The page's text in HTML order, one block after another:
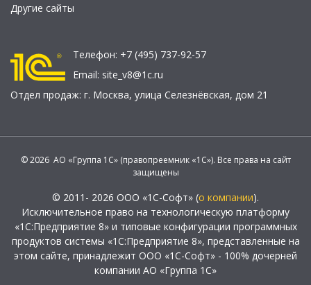
Другие сайты
Телефон: +7 (495) 737-92-57
Email: site_v8@1c.ru
Отдел продаж: г. Москва, улица Селезнёвская, дом 21
© 2026 АО «Группа 1С» (правопреемник «1С»). Все права на сайт
защищены
© 2011- 2026 ООО «1С-Софт» (о компании).
Исключительное право на технологическую платформу
«1С:Предприятие 8» и типовые конфигурации программных
продуктов системы «1С:Предприятие 8», представленные на
этом сайте, принадлежит ООО «1С-Софт» - 100% дочерней
компании АО «Группа 1С»